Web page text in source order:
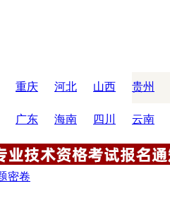
重庆 河北 山西 贵州
广东 海南 四川 云南